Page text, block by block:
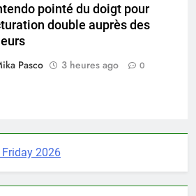
pointé du doigt pour
double auprès des
Pasco
3 heures ago 0
2026